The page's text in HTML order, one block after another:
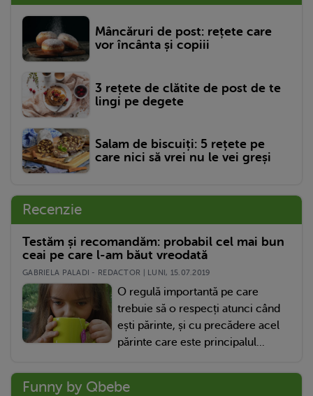
Mâncăruri de post: rețete care
vor încânta și copiii
3 rețete de clătite de post de te
lingi pe degete
Salam de biscuiți: 5 rețete pe
care nici să vrei nu le vei greși
Recenzie
Testăm și recomandăm: probabil cel mai bun
ceai pe care l-am băut vreodată
GABRIELA PALADI - REDACTOR | LUNI, 15.07.2019
O regulă importantă pe care
trebuie să o respecți atunci când
ești părinte, și cu precădere acel
părinte care este principalul...
Funny by Qbebe